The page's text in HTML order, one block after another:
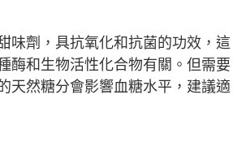
味劑，具抗氧化和抗菌的功效，這
酶和生物活性化合物有關。但需要
天然糖分會影響血糖水平，建議適